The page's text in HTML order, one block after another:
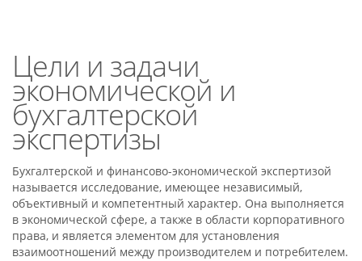
Цели и задачи
экономической и
бухгалтерской
экспертизы
Бухгалтерской и финансово-экономической экспертизой
называется исследование, имеющее независимый,
объективный и компетентный характер. Она выполняется
в экономической сфере, а также в области корпоративного
права, и является элементом для установления
взаимоотношений между производителем и потребителем.